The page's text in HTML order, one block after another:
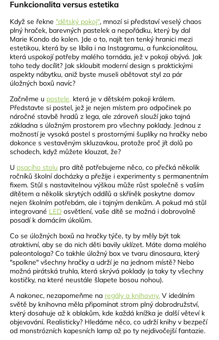
Funkcionalita versus estetika
Když se řekne "dětský pokoj", mnozí si představí veselý chaos
plný hraček, barevných pastelek a nepořádku, který by dal
Marie Kondo do kolen. Jde o to, najít ten tenký hranici mezi
estetikou, která by se líbila i na Instagramu, a funkcionalitou,
která uspokojí potřeby malého tornáda, jež v pokoji obývá. Jak
toho tedy docílit? Jak skloubit moderní design s praktickými
aspekty nábytku, aniž byste museli obětovat styl za pár
úložných boxů navíc?
Začněme u postele, která je v dětském pokoji králem.
Představte si postel, jež je nejen místem pro odpočinek po
náročné stavbě hradů z lega, ale zároveň slouží jako tajná
základna s úložným prostorem pro všechny poklady. Jednou z
možností je vysoká postel s prostornými šuplíky na hračky nebo
dokonce s vestavěným skluzavkou, protože proč jít dolů po
schodech, když můžete klouzat, že?
U psacího stolu pro dítě potřebujeme něco, co přečká několik
ročníků školní docházky a přežije i experimenty s permanentním
fixem. Stůl s nastavitelnou výškou může růst společně s vaším
dítětem a několik skrytých oddílů a skříněk poskytne domov
nejen školním potřebám, ale i tajným deníkům. A pokud má stůl
integrované LED osvětlení, vaše dítě se možná i dobrovolně
posadí k domácím úkolům.
Co se úložných boxů na hračky týče, ty by měly být tak
atraktivní, aby se do nich děti bavily uklízet. Máte doma malého
paleontologa? Co takhle úložný box ve tvaru dinosaura, který
"spolkne" všechny hračky a udrží je na jednom místě? Nebo
možná pirátská truhla, která skrývá poklady (a taky ty všechny
kostičky, na které neustále šlapete bosou nohou).
A nakonec, nezapomeňme na regály a knihovny. V ideálním
světě by knihovna měla připomínat strom plný dobrodružství,
který dosahuje až k oblakům, kde každá knížka je další věteví k
objevování. Realisticky? Hledáme něco, co udrží knihy v bezpečí
od monstrózních kapesních lamp až po ty nejdivočejší fantazie.